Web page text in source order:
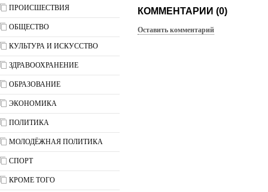
ПРОИСШЕСТВИЯ
ОБЩЕСТВО
КУЛЬТУРА И ИСКУССТВО
ЗДРАВООХРАНЕНИЕ
ОБРАЗОВАНИЕ
ЭКОНОМИКА
ПОЛИТИКА
МОЛОДЁЖНАЯ ПОЛИТИКА
СПОРТ
КРОМЕ ТОГО
КОММЕНТАРИИ (0)
Оставить комментарий